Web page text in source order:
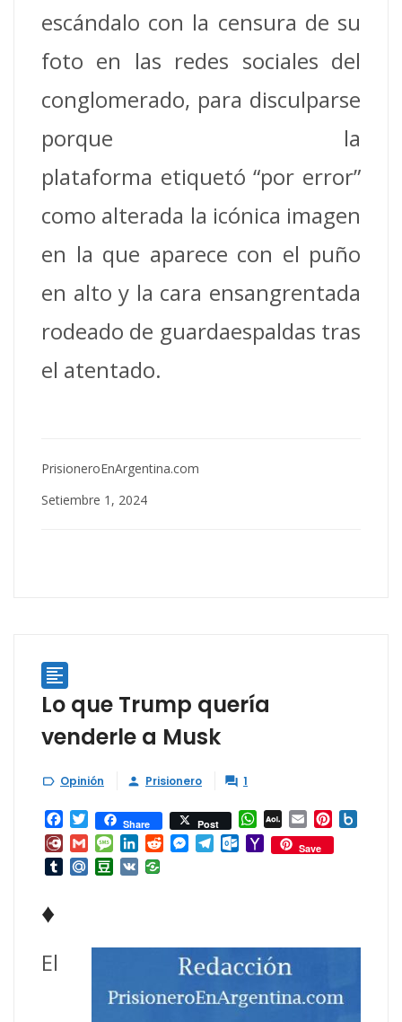
escándalo con la censura de su
foto en las redes sociales del
conglomerado, para disculparse
porque la
plataforma etiquetó “por error”
como alterada la icónica imagen
en la que aparece con el puño
en alto y la cara ensangrentada
rodeado de guardaespaldas tras
el atentado.
PrisioneroEnArgentina.com
Setiembre 1, 2024

Lo que Trump quería
venderle a Musk
 Opinión  Prisionero  1
Facebook
TwitterShare Post WhatsApp
AOL
Mail
Email Pinterest
Diary.Ru
GmailMessage
LinkedIn
RedditMessenger
Telegram
Outlook.com
Yahoo
Mail
Save
TumblrMail.RuDouban
VK
♦
El